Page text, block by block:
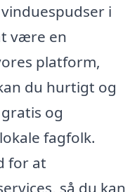
i
være en
platform,
du hurtigt og
og
fagfolk.
for at
så du kan